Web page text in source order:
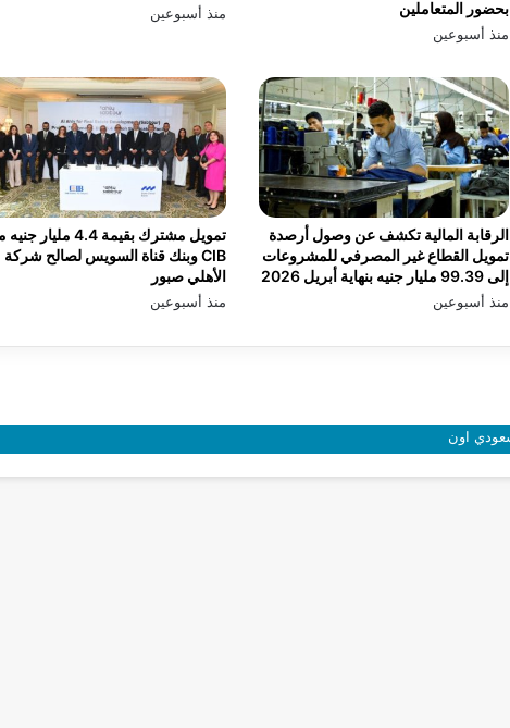
منذ أسبوعين
بحضور المتعاملين
منذ أسبوعين
تمويل مشترك بقيمة 4.4 مليار
CIB وبنك قناة السويس لصالح شركة
الأهلي صبور
منذ أسبوعين
الرقابة المالية تكشف عن وصول أرصدة
تمويل القطاع غير المصرفي للمشروعات
إلى 99.39 مليار جنيه بنهاية أبريل 2026
منذ أسبوعين